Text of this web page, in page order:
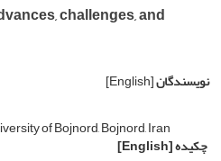
challenges, and
نویسندگان[English]
of Bojnord, Bojnord, Iran
چکیده[English]